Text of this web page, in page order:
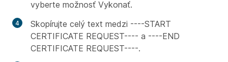
vyberte možnosť Vykonať.
Skopírujte celý text medzi ----START
CERTIFICATE REQUEST---- a ----END
CERTIFICATE REQUEST----.